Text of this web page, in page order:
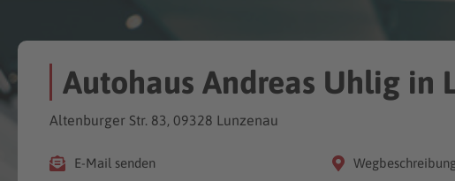
Autohaus Andreas Uhlig in
Altenburger Str. 83, 09328 Lunzenau
E-Mail senden